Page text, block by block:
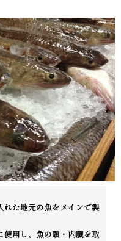
れた地元の魚をメインで製
使用し、魚の頭・内臓を取